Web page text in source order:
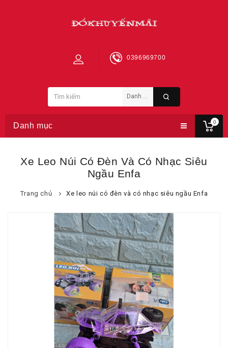
0
0396969700
Danh mục
Xe Leo Núi Có Đèn Và Có Nhạc Siêu
Ngầu Enfa
Trang chủ Xe leo núi có đèn và có nhạc siêu ngầu Enfa